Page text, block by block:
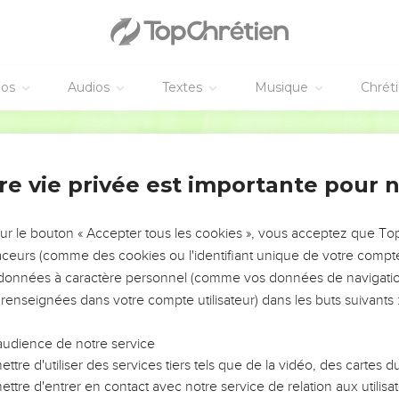
Audios Textes Musique
λεγόμενοι θεοὶ εἴτε ἐν οὐρανῷ εἴτε ἐπὶ γῆς, ὥσπερ
πατήρ, ἐξ οὗ τὰ πάντα καὶ ἡμεῖς εἰς αὐτόν, καὶ εἷς
δι’ αὐτοῦ.
τινὲς δὲ τῇ συνηθείᾳ ἕως ἄρτι τοῦ εἰδώλου ὡς
τῷ θεῷ· οὔτε γὰρ ἐὰν φάγωμεν,
ἐξουσία ὑμῶν αὕτη πρόσκομμα γένηται τοῖς
ἔχοντα γνῶσιν ἐν εἰδωλείῳ κατακείμενον, οὐχὶ ἡ
εἰς τὸ τὰ εἰδωλόθυτα ἐσθίειν;
ἐν τῇ σῇ γνώσει, ὁ ἀδελφὸς δι’ ὃν Χριστὸς
εἰς τοὺς ἀδελφοὺς καὶ τύπτοντες αὐτῶν τὴν
τὸν ἀδελφόν μου, οὐ μὴ φάγω κρέα εἰς τὸν
vie privée est importante pour
le bouton « Accepter tous les cookies », vous acceptez que
(comme des cookies ou l'identifiant unique de votre
à caractère personnel (comme vos données de
dans votre compte utilisateur) dans les buts suivants :
de notre service
d'utiliser des services tiers tels que de la vidéo, des cartes
d'entrer en contact avec notre service de relation aux